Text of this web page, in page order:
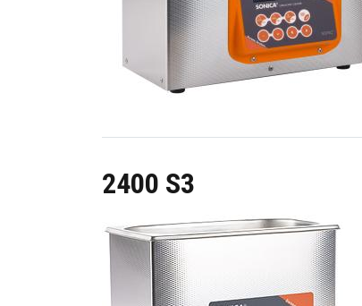
2400 S3
Image